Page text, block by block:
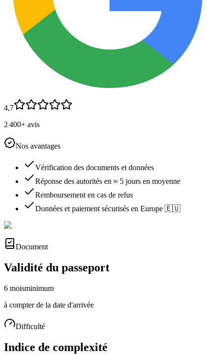
4,7
2 400+ avis
Nos avantages
Vérification des documents et données
Réponse des autorités en ≈ 5 jours en moyenne
Remboursement en cas de refus
Données et paiement sécurisés en Europe 🇪🇺
Document
Validité du passeport
6 moisminimum
à compter de la date d'arrivée
Difficulté
Indice de complexité